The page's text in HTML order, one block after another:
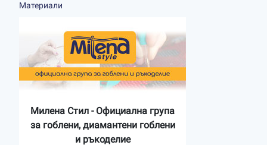
Материали
Милена Стил - Официална група
за гоблени, диамантени гоблени
и ръкоделие